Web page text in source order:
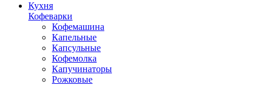
Кухня
Кофеварки
Кофемашина
Капельные
Капсульные
Кофемолка
Капучинаторы
Рожковые